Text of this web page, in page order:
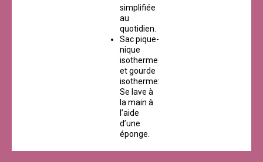
simplifiée
au
quotidien.
Sac pique-
nique
isotherme
et gourde
isotherme:
Se lave à
la main à
l’aide
d’une
éponge.